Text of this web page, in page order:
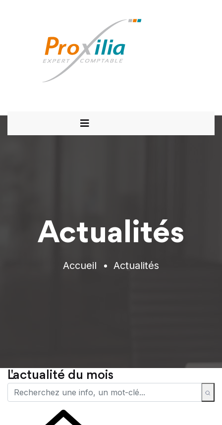
Actualités
Accueil Actualités
L'actualité du mois